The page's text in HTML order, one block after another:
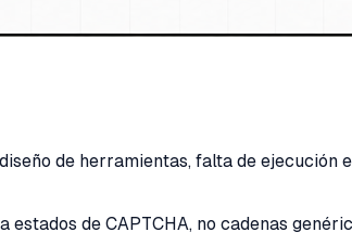
de herramientas, falta de ejecución
de CAPTCHA, no cadenas